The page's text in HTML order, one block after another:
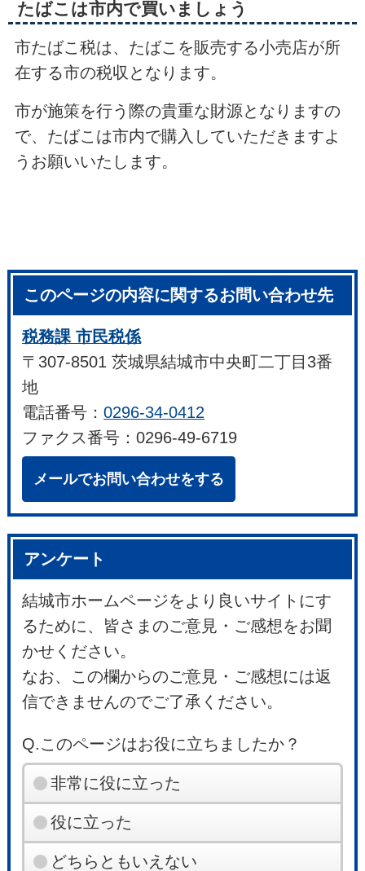
たばこは市内で買いましょう
市たばこ税は、たばこを販売する小売店が所
在する市の税収となります。
市が施策を行う際の貴重な財源となりますの
で、たばこは市内で購入していただきますよ
うお願いいたします。
このページの内容に関するお問い合わせ先
税務課 市民税係
〒307-8501 茨城県結城市中央町二丁目3番
地
電話番号：0296-34-0412
ファクス番号：0296-49-6719
メールでお問い合わせをする
アンケート
結城市ホームページをより良いサイトにす
るために、皆さまのご意見・ご感想をお聞
かせください。
なお、この欄からのご意見・ご感想には返
信できませんのでご了承ください。
Q.このページはお役に立ちましたか？
非常に役に立った
役に立った
どちらともいえない